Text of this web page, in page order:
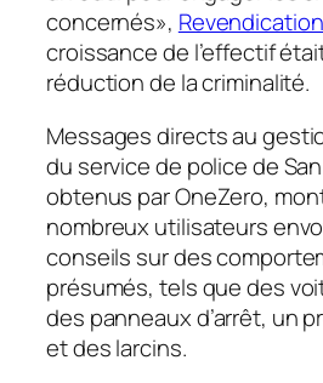
concernés»,
croissance de l’effectif
réduction de la criminalité.
Messages directs au
du service de police de
obtenus parOneZero,
nombreux utilisateurs
conseils sur des
présumés, tels que des
des panneaux d’arrêt, un
et des larcins.